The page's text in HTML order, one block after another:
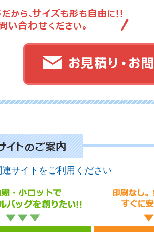
No.01-115 No.01-114
No.01-112 No.01-111
No.01-109
No.1-105
サイトをご利用ください